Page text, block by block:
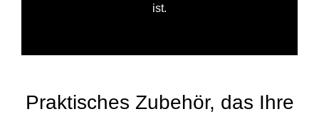
ist.
Praktisches Zubehör, das Ihre